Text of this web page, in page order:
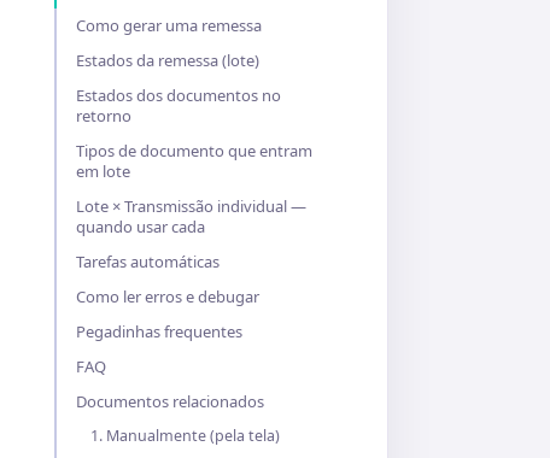
Como gerar uma remessa
Estados da remessa (lote)
Estados dos documentos no
retorno
Tipos de documento que entram
em lote
Lote × Transmissão individual —
quando usar cada
Tarefas automáticas
Como ler erros e debugar
Pegadinhas frequentes
FAQ
Documentos relacionados
1. Manualmente (pela tela)